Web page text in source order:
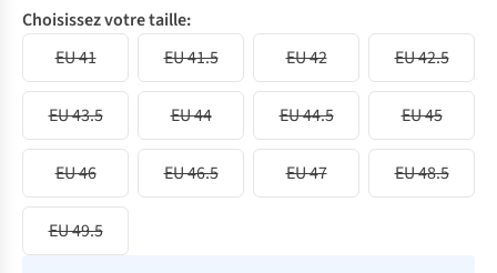
Choisissez votre taille:
EU 41
EU 41.5 EU 42 EU 42.5
EU 43.5 EU 44 EU 44.5 EU 45
EU 46 EU 46.5 EU 47 EU 48.5
EU 49.5